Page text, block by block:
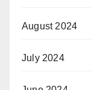
August 2024
July 2024